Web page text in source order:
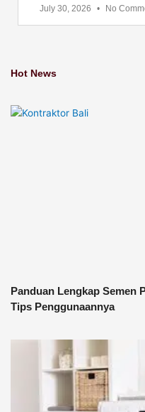
July 30, 2026 No
Hot News
Panduan Lengkap Semen
Tips Penggunaannya